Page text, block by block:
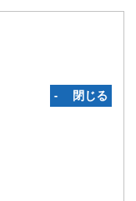
‐ 閉じる